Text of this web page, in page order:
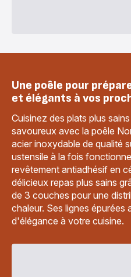
Une poêle pour
et élégants à vos
Cuisinez des plats plus
savoureux avec la poêle
acier inoxydable de qualité
ustensile à la fois
revêtement antiadhésif en
délicieux repas plus sains
de 3 couches pour une
chaleur. Ses lignes
d'élégance à votre cuisine.